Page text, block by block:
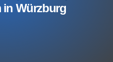
in Würzburg